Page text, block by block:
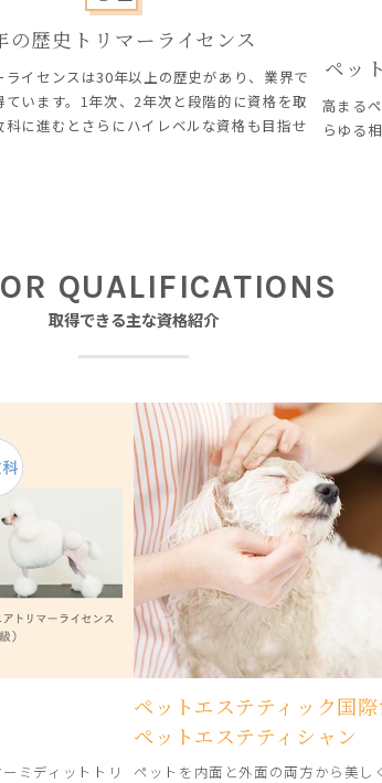
の歴史トリマーライセンス
ライセンスは30年以上の歴史があり、業界で
います。1年次、2年次と段階的に資格を取
科に進むとさらにハイレベルな資格も目指せ
ペッ
高まる
らゆる
QUALIFICATIONS
取得できる主な資格紹介
ミディットトリ
ペットエステティック国
ペットエステティシャン
ペットを内面と外面の両方から美